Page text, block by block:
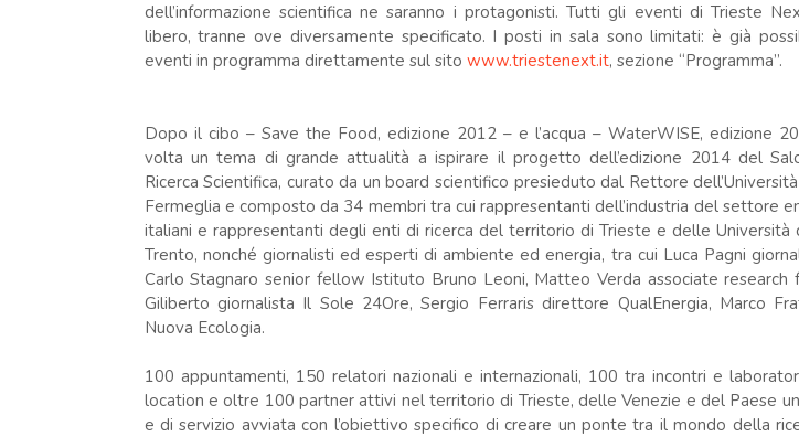
dell’informazione scientifica ne saranno i protagonisti. Tutti gli eventi di Trieste
libero, tranne ove diversamente specificato. I posti in sala sono limitati: è già
eventi in programma direttamente sul sito www.triestenext.it, sezione “Programma”.
Dopo il cibo – Save the Food, edizione 2012 – e l’acqua – WaterWISE, edizione
volta un tema di grande attualità a ispirare il progetto dell’edizione 2014 del
Ricerca Scientifica, curato da un board scientifico presieduto dal Rettore
Fermeglia e composto da 34 membri tra cui rappresentanti dell’industria del settore
italiani e rappresentanti degli enti di ricerca del territorio di Trieste e delle Università
Trento, nonché giornalisti ed esperti di ambiente ed energia, tra cui Luca Pagni
Carlo Stagnaro senior fellow Istituto Bruno Leoni, Matteo Verda associate research
Giliberto giornalista Il Sole 24Ore, Sergio Ferraris direttore QualEnergia, Marco
Nuova Ecologia.
100 appuntamenti, 150 relatori nazionali e internazionali, 100 tra incontri e
location e oltre 100 partner attivi nel territorio di Trieste, delle Venezie e del Paese
e di servizio avviata con l’obiettivo specifico di creare un ponte tra il mondo della